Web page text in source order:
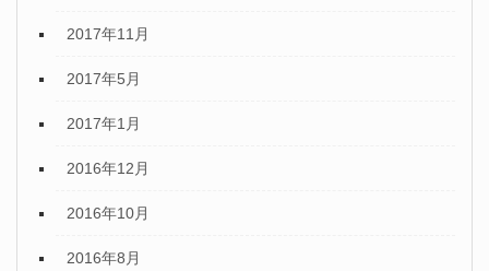
2017年11月
2017年5月
2017年1月
2016年12月
2016年10月
2016年8月